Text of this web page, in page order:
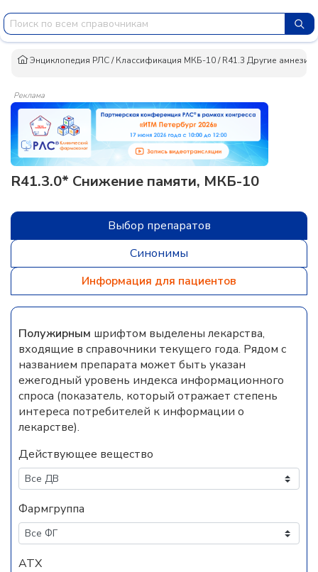
Энциклопедия РЛС/Классификация МКБ-10/R41.3 Другие амнезии
Реклама
R41.3.0* Снижение памяти, МКБ-10
Выбор препаратов
Синонимы
Информация для пациентов
Полужирным шрифтом выделены лекарства,
входящие в справочники текущего года. Рядом с
названием препарата может быть указан
ежегодный уровень индекса информационного
спроса (показатель, который отражает степень
интереса потребителей к информации о
лекарстве).
Действующее вещество
Фармгруппа
АТХ